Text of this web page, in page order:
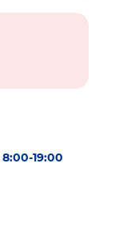
8:00-19:00